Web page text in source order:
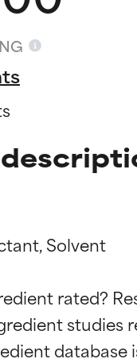
Solvent
rated?
studies
BESTE
BESTE